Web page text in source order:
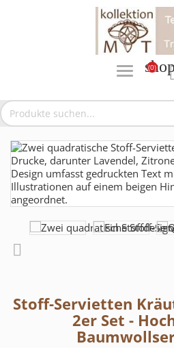
(0)
Stoff-Servietten
2er Set -